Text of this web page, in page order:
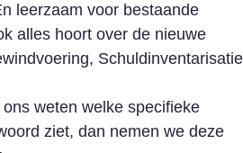
leerzaam voor bestaande
alles hoort over de nieuwe
Schuldinventarisatie
weten welke specifieke
ziet, dan nemen we deze